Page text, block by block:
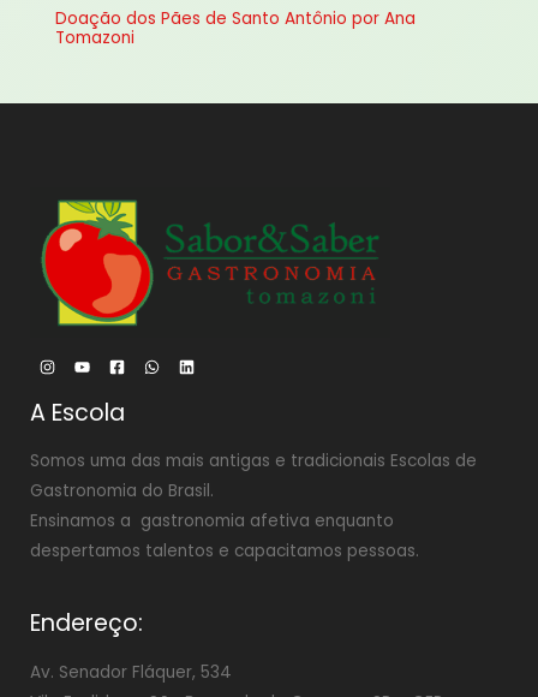
:
Doação dos Pães de Santo Antônio por Ana
Tomazoni
A Escola
Somos uma das mais antigas e tradicionais Escolas de
Gastronomia do Brasil.
Ensinamos a gastronomia afetiva enquanto
despertamos talentos e capacitamos pessoas.
Endereço:
Av. Senador Fláquer, 534